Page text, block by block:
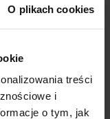
O plikach cookies
treści
i
o tym, jak
sportowych